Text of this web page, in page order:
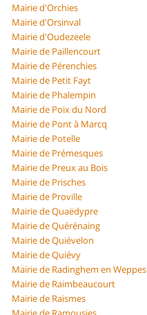
Mairie d'Orchies
Mairie d'Orsinval
Mairie d'Oudezeele
Mairie de Paillencourt
Mairie de Pérenchies
Mairie de Petit Fayt
Mairie de Phalempin
Mairie de Poix du Nord
Mairie de Pont à Marcq
Mairie de Potelle
Mairie de Prémesques
Mairie de Preux au Bois
Mairie de Prisches
Mairie de Proville
Mairie de Quaëdypre
Mairie de Quérénaing
Mairie de Quiévelon
Mairie de Quiévy
Mairie de Radinghem en Weppes
Mairie de Raimbeaucourt
Mairie de Raismes